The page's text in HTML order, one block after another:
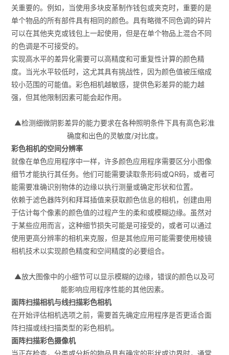
关重要的。例如，当使用多块皮革制作钱包或夹克时，重要的是
单个物品的所有部件具有相同的颜色。具有略微不同色调的碎片
可以在其他夹克或钱包上一起使用，但是在单个物品上混合不同
的色调是不可接受的。
实现高水平的差异化需要可以高精度和可重复性计算的颜色精
度。当光水平较低时，这尤其具有挑战性，因为颜色值被压缩成
较小范围的可能值。彩色相机越敏感，提供色彩差异的能力越
强，但其他限制因素可能会起作用。
▲检测细微阴影差异的能力要求在各种照明条件下具有高色彩准
确度和出色的灵敏度/对比度。
彩色相机的空间分辨率
就像在单色应用程序中一样，许多颜色应用程序需要区分小图像
细节才能执行其任务。他们可能需要读取条形码或QR码，或者可
能需要准确识别物体的边缘以执行测量或确定形状和位置。
依赖于滤色器阵列和拜耳插值来获取颜色信息的相机，创建由用
于估计每个像素的颜色值的过程产生的柔和或模糊边缘。虽然对
于某些应用而言，这种细节损失可能是可接受的，或者可以通过
使用更高分辨率的相机来克服，但是其他应用可能需要使用棱镜
相机技术以实现颜色精度和空间精度的必要组合。
▲放大图像中的小细节可以显示模糊的边缘，错误的颜色以及可
能影响应用程序性能的其他因素。
面阵扫描相机与线扫描彩色相机
在开始评估相机选项之前，需要首先确定应用程序是否更适合面
阵扫描或线扫描类型的彩色相机。
面阵扫描彩色摄像机